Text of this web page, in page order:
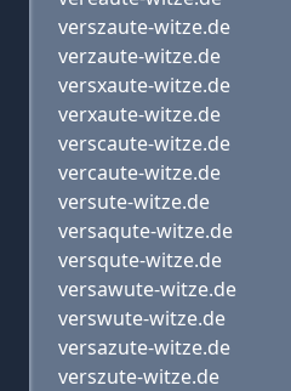
verszaute-witze.de
verzaute-witze.de
versxaute-witze.de
verxaute-witze.de
verscaute-witze.de
vercaute-witze.de
versute-witze.de
versaqute-witze.de
versqute-witze.de
versawute-witze.de
verswute-witze.de
versazute-witze.de
verszute-witze.de